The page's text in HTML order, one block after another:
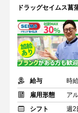
ドラッグセイムス菖
給与
時
雇用形態
ア
シフト
週2